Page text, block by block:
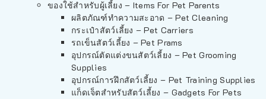
ของใช้สำหรับผู้เลี้ยง – Items For Pet Parents
ผลิตภัณฑ์ทำความสะอาด – Pet Cleaning
กระเป๋าสัตว์เลี้ยง – Pet Carriers
รถเข็นสัตว์เลี้ยง – Pet Prams
อุปกรณ์ตัดแต่งขนสัตว์เลี้ยง – Pet Grooming
Supplies
อุปกรณ์การฝึกสัตว์เลี้ยง – Pet Training Supplies
แก็ดเจ็ตสำหรับสัตว์เลี้ยง – Gadgets For Pets